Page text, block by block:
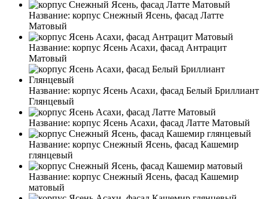
Название: корпус Снежный Ясень, фасад Латте
Матовый
Название: корпус Ясень Асахи, фасад Антрацит
Матовый
Название: корпус Ясень Асахи, фасад Белый Бриллиант
Глянцевый
Название: корпус Ясень Асахи, фасад Латте Матовый
Название: корпус Снежный Ясень, фасад Кашемир
глянцевый
Название: корпус Снежный Ясень, фасад Кашемир
матовый